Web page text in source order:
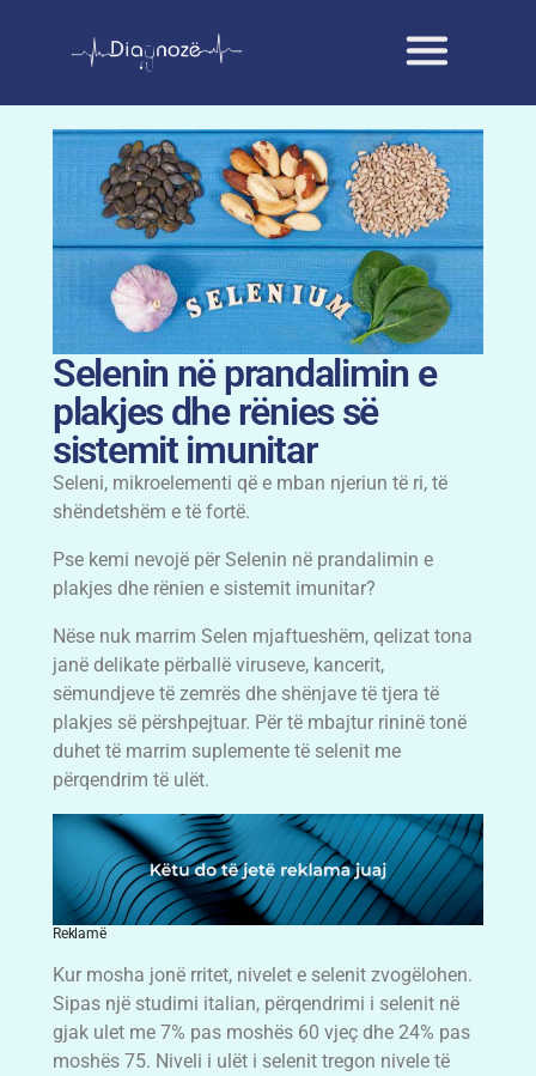
Selenin në prandalimin e
plakjes dhe rënies së
sistemit imunitar
Seleni, mikroelementi që e mban njeriun të ri, të
shëndetshëm e të fortë.
Pse kemi nevojë për Selenin në prandalimin e
plakjes dhe rënien e sistemit imunitar?
Nëse nuk marrim Selen mjaftueshëm, qelizat tona
janë delikate përballë viruseve, kancerit,
sëmundjeve të zemrës dhe shënjave të tjera të
plakjes së përshpejtuar. Për të mbajtur rininë tonë
duhet të marrim suplemente të selenit me
përqendrim të ulët.
Reklamë
Kur mosha jonë rritet, nivelet e selenit zvogëlohen.
Sipas një studimi italian, përqendrimi i selenit në
gjak ulet me 7% pas moshës 60 vjeç dhe 24% pas
moshës 75. Niveli i ulët i selenit tregon nivele të